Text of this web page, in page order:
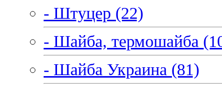
- Штуцер (22)
- Шайба, термошайба
- Шайба Украина (81)